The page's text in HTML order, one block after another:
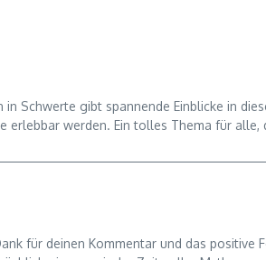
Schwerte gibt spannende Einblicke in
erlebbar werden. Ein tolles Thema für
für deinen Kommentar und das